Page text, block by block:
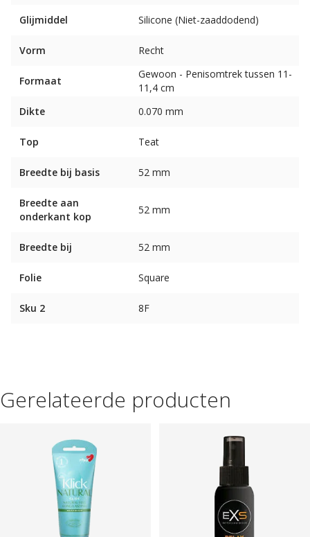
Glijmiddel Silicone (Niet-zaaddodend)
Vorm Recht
Formaat
Gewoon - Penisomtrek tussen 11-
11,4 cm
Dikte
0.070 mm
Top Teat
Breedte bij basis 52 mm
Breedte aan
onderkant kop
52 mm
Breedte bij 52 mm
Folie Square
Sku 2 8F
Gerelateerde producten